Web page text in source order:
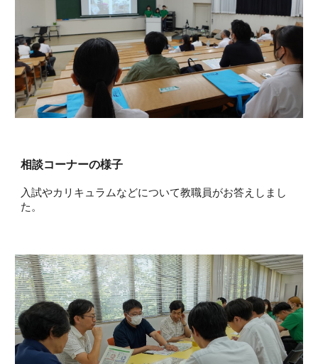
相談コーナーの様子
入試やカリキュラムなどについて教職員がお答えしまし
た。